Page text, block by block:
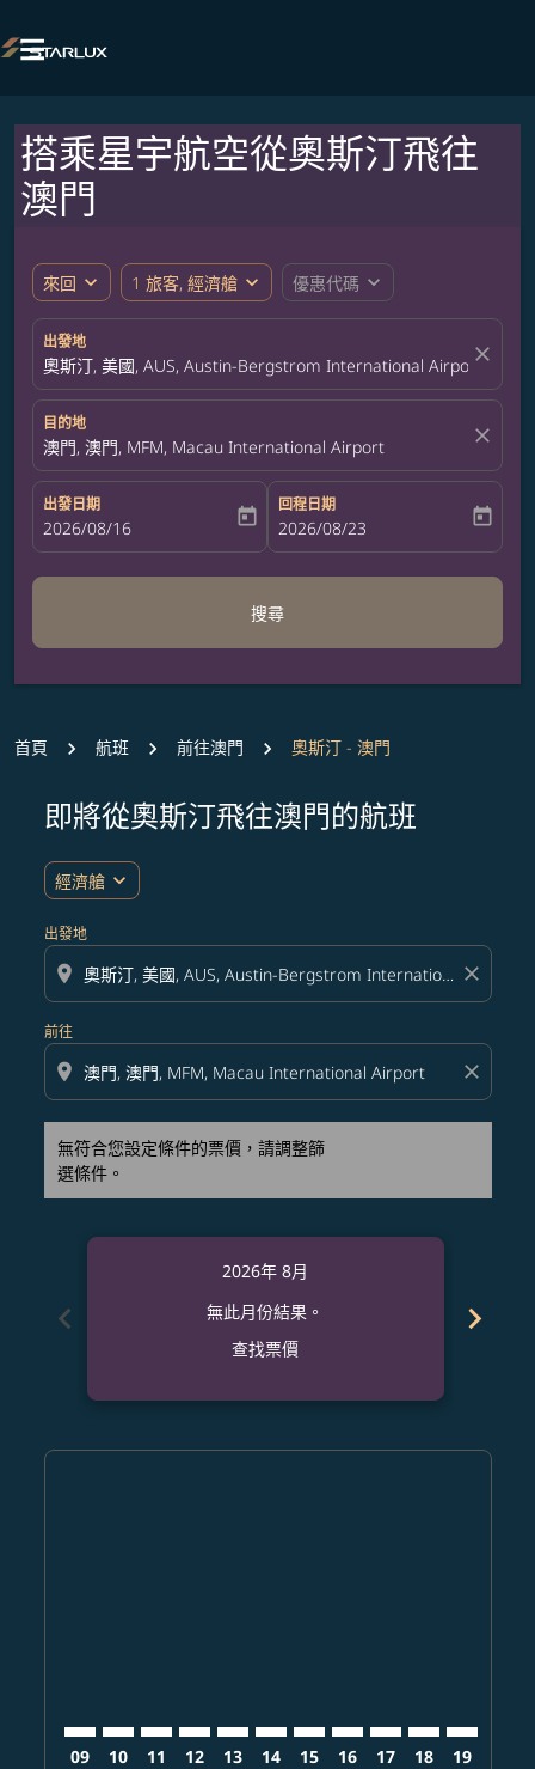

搭乘星宇航空從奧斯汀飛往
澳門
來回 expand_more 1 旅客, 經濟艙 expand_more 優惠代碼 expand_more
出發地
奧斯汀, 美國, AUS, Austin-Bergstrom International Airportclose
目的地
澳門, 澳門, MFM, Macau International Airport close
出發日期
fc-booking-departure-date-aria-label
2026/08/16 today
回程日期
fc-booking-return-date-aria-label
2026/08/23 today
搜尋
首頁 航班 前往澳門 奧斯汀 - 澳門
即將從奧斯汀飛往澳門的航班
經濟艙 expand_more
出發地
location_on close
前往
location_on close
無符合您設定條件的票價，請調整篩
選條件。
無符合您設定條件的票價，請調整篩選條件。
chevron_left
2026年 8月
無此月份結果。
查找票價
chevron_right
09 10 11 12 13 14 15 16 17 18 19